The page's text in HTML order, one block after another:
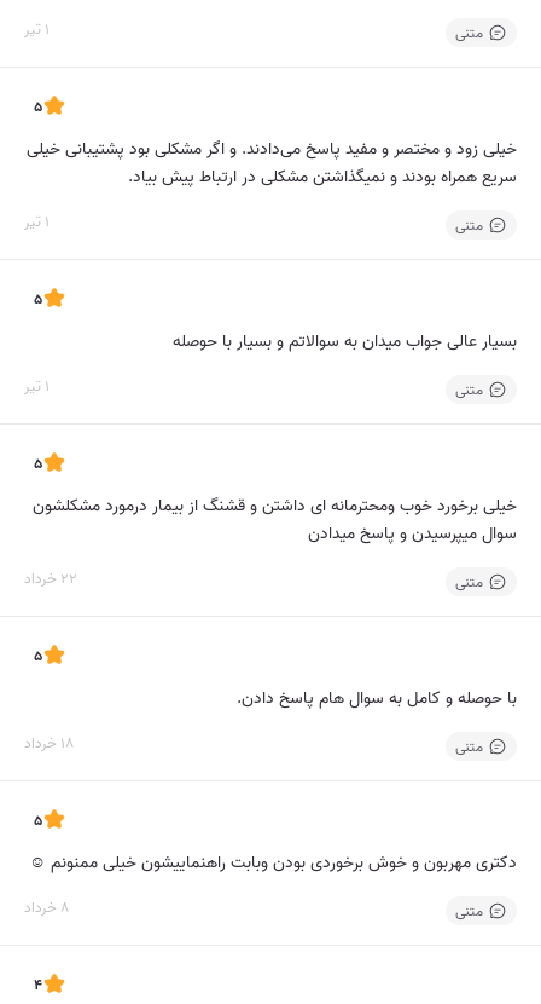
متنی 1 تیر
5
خیلی زود و مختصر و مفید پاسخ می‌دادند. و اگر مشکلی بود پشتیبانی خیلی
سریع همراه بودند و نمیگذاشتن مشکلی در ارتباط پیش بیاد.
متنی 1 تیر
5
بسیار عالی جواب میدان به سوالاتم و بسیار با حوصله
متنی 1 تیر
5
خیلی برخورد خوب و‌محترمانه ای داشتن و قشنگ از بیمار درمورد مشکلشون
سوال میپرسیدن و پاسخ میدادن
متنی 22 خرداد
5
با حوصله و کامل به سوال هام پاسخ دادن.
متنی 18 خرداد
5
دکتری مهربون و خوش برخوردی بودن وبابت راهنماییشون خیلی ممنونم ☺️
متنی 8 خرداد
4